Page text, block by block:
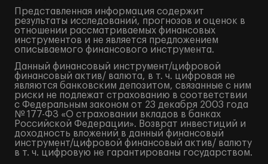
Представленная информация содержит
результаты исследований, прогнозов и оценок в
отношении рассматриваемых финансовых
инструментов и не является предложением
описываемого финансового инструмента.
Данный финансовый инструмент/цифровой
финансовый актив/ валюта, в т. ч. цифровая не
являются банковским депозитом, связанные с ним
риски не подлежат страхованию в соответствии
с Федеральным законом от 23 декабря 2003 года
№ 177-ФЗ «О страховании вкладов в банках
Российской Федерации». Возврат инвестиций и
доходность вложений в данный финансовый
инструмент/цифровой финансовый актив/ валюту
в т. ч. цифровую не гарантированы государством.